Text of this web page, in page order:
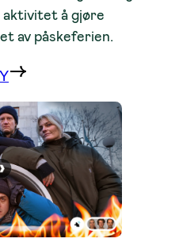
å gjøre
av påskeferien.